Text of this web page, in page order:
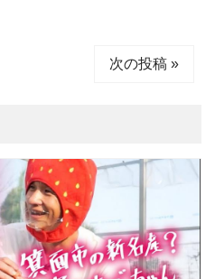
次の投稿 »